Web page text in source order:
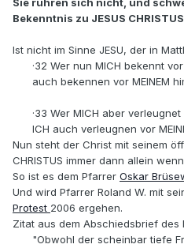
Sie rühren sich nicht, und
Bekenntnis zu JESUS
Ist nicht im Sinne JESU, der in
·32 Wer nun MICH bekennt
auch bekennen vor MEINEM
·33 Wer MICH aber
ICH auch verleugnen vor
Nun steht der Christ mit seinem
CHRISTUS immer dann allein
So ist es dem Pfarrer Oskar
Und wird Pfarrer Roland W. mit
Protest 2006 ergehen.
Zitat aus dem Abschiedsbrief des
"Obwohl der scheinbar tiefe